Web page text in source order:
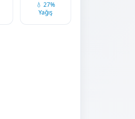
💧 27%
Yağış